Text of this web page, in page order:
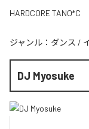
HARDCORE TANO*C
ジャンル： ダンス /
DJ Myosuke